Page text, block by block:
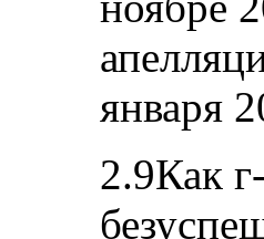
января
2.9Как